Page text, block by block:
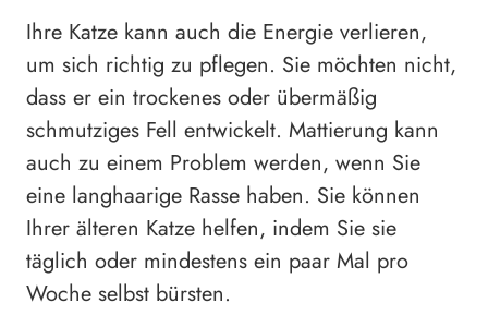
Ihre Katze kann auch die Energie verlieren,
um sich richtig zu pflegen. Sie möchten nicht,
dass er ein trockenes oder übermäßig
schmutziges Fell entwickelt. Mattierung kann
auch zu einem Problem werden, wenn Sie
eine langhaarige Rasse haben. Sie können
Ihrer älteren Katze helfen, indem Sie sie
täglich oder mindestens ein paar Mal pro
Woche selbst bürsten.